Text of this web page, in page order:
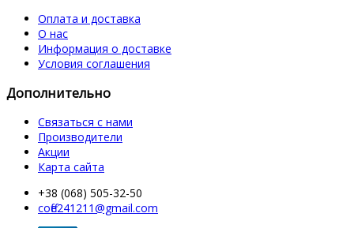
Оплата и доставка
О нас
Информация о доставке
Условия соглашения
Дополнительно
Связаться с нами
Производители
Акции
Карта сайта
+38 (068) 505-32-50
coffe241211@gmail.com